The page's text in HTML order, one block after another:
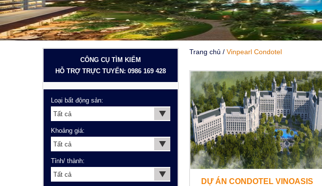
Trang chủ / Vinpearl Condotel
DỰ ÁN CONDOTEL VINOASIS
CÔNG CỤ TÌM KIẾM
HỖ TRỢ TRỰC TUYẾN: 0986 169 428
Loại bất động sản:
Khoảng giá:
Tỉnh/ thành: